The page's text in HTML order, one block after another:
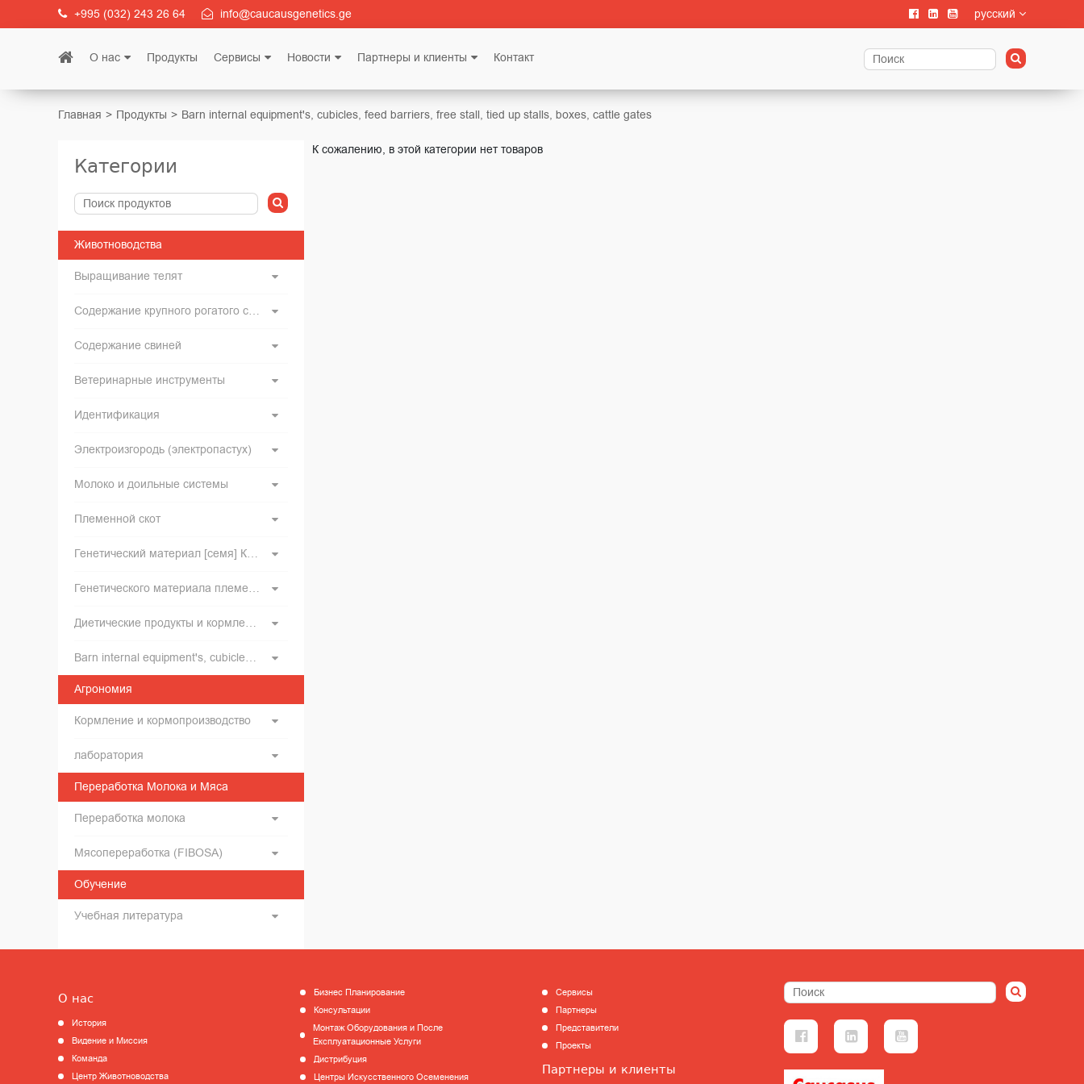
+995 (032) 243 26 64 info@caucausgenetics.ge русский
О нас Продукты Сервисы Новости Партнеры и клиенты Контакт
Главная Продукты Barn internal equipment's, cubicles, feed barriers, free stall, tied up stalls, boxes, cattle gates
Категории
Животноводства
Выращивание телят
Содержание крупного рогатого скота
Содержание свиней
Ветеринарные инструменты
Идентификация
Электроизгородь (электропастух)
Молоко и доильные системы
Племенной скот
Генетический материал [семя] КРС и инвентарь для искусственного оплодотворения
Генетического материала племенного хряков
Диетические продукты и кормление
Barn internal equipment's, cubicles, feed barriers, free stall, tied up stalls, boxes, cattle gates
Агрономия
Кормление и кормопроизводство
лаборатория
Переработка Молока и Мяса
Переработка молока
Мясопереработка (FIBOSA)
Обучение
Учебная литература
К сожалению, в этой категории нет товаров
О нас
История
Видение и Миссия
Команда
Центр Животноводства
Бизнес Планирование
Консультации
Монтаж Оборудования и После
Експлуатационные Услуги
Дистрибуция
Центры Искусственного Осеменения
Сервисы
Партнеры
Представители
Проекты
Партнеры и клиенты